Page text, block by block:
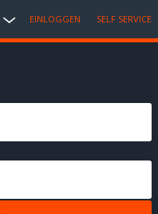
EINLOGGEN SELF SERVICE